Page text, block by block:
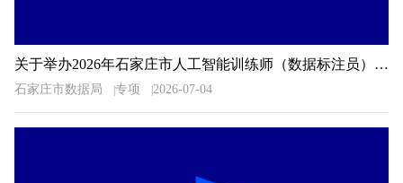
关于举办2026年石家庄市人工智能训练师（数据标注员）职业技能大赛的通知
石家庄市数据局 专项 2026-07-04